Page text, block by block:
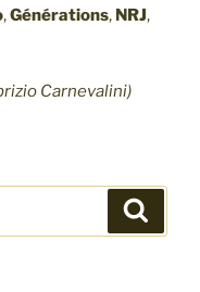
,Générations, NRJ,
Carnevalini)